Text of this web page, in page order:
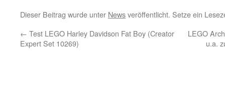
Dieser Beitrag wurde unter Newsveröffentlicht. Setze ein
← Test LEGO Harley Davidson Fat Boy (Creator
Expert Set 10269)
LEGO
u.a.